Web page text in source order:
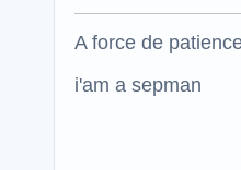
A force de
i'am a sepman